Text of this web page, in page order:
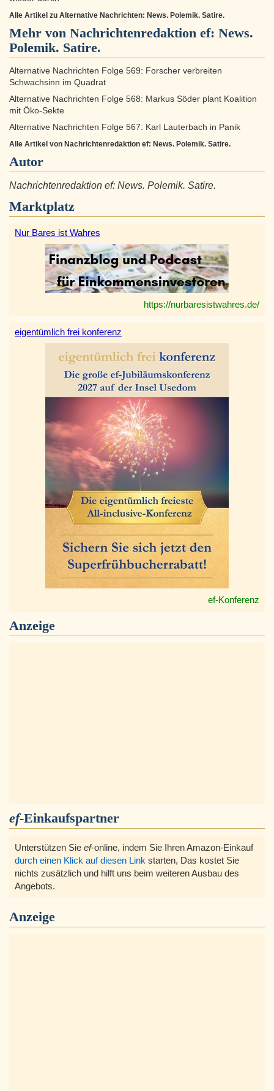
Alle Artikel zu Alternative Nachrichten: News. Polemik. Satire.
Mehr von Nachrichtenredaktion ef: News.
Polemik. Satire.
Alternative Nachrichten Folge 569: Forscher verbreiten
Schwachsinn im Quadrat
Alternative Nachrichten Folge 568: Markus Söder plant Koalition
mit Öko-Sekte
Alternative Nachrichten Folge 567: Karl Lauterbach in Panik
Alle Artikel von Nachrichtenredaktion ef: News. Polemik. Satire.
Autor
Nachrichtenredaktion ef: News. Polemik. Satire.
Marktplatz
Nur Bares ist Wahres
https://nurbaresistwahres.de/
eigentümlich frei konferenz
ef-Konferenz
Anzeige
ef-Einkaufspartner
Unterstützen Sie ef-online, indem Sie Ihren Amazon-Einkauf
durch einen Klick auf diesen Link starten, Das kostet Sie
nichts zusätzlich und hilft uns beim weiteren Ausbau des
Angebots.
Anzeige